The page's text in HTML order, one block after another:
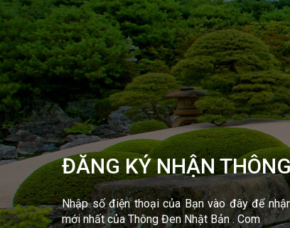
ĐĂNG KÝ NHẬN
Nhập số điện thoại của Bạn vào đây để
mới nhất của Thông Đen Nhật Bản . Com